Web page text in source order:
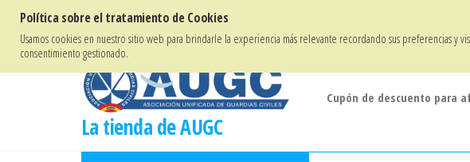
Saltar
contenido
Bienvenidos/as a la Tienda deAUGC
La tienda de AUGC
Cupón de descuento para
Política sobre el tratamiento de Cookies
Usamos cookies en nuestro sitio web para brindarle la experiencia más relevante recordando sus preferencias y
consentimiento gestionado.